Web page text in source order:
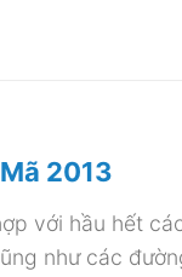
2013
với hầu hết
như các